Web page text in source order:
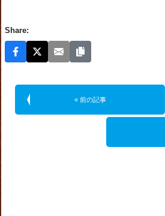
Share:
« 前の記事